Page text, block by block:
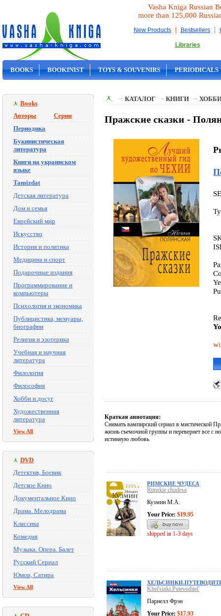
Vasha Kniga Russian
more than 125,000
New Products | Bestsellers |
Libraries
BOOKS BOOKINIST TOYS & SOUVENIRS PERIODICALS
Books
Авторы
Серии
Периодика
Букинистическая
литература
Книги на украинском
языке
Tamizdat
Детская литература
Дом и семья
Еврейский мир
Искусство
История и политика
Медицина и спорт
Подарочные издания
Программирование и
компьютеры
Психология и экономика
Публицистика, мемуары,
биографии
Религия и эзотерика
Учебная и научная
литература
Филология
Философия
Хобби и досуг
Художественная
литература
View All
DVD
Детектив, Боевик
Детское Кино
Документальное Кино
Драма. Мелодрама
Классика
Комедия
Музыка. Опера. Балет
Русский Сериал
Юмор, Сатира
View All
КАТАЛОГ КНИГИ
Пражские сказки -
Краткая аннотация:
Снимать вампирский сериал в мистической
жизнь съемочной группы и перевернет все с
истинную любовь.
РИМСКИЕ ЧУДЕСА
Rimskie chudesa
Кузмин М.А.
Your Price: $19.95
shipped in 1-3 days
Khel'sinki.Putevoditel'
Парнелл Фрэн
Your Price: $17.93